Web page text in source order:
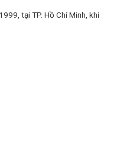
tại TP. Hồ Chí Minh, khi